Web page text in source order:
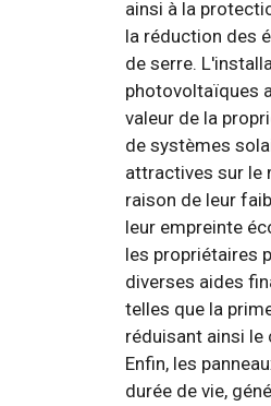
ainsi à la
la réduction des
de serre.
photovoltaïques
valeur de la
de systèmes
attractives sur le
raison de leur
leur empreinte
les propriétaires
diverses aides
telles que la
réduisant ainsi
Enfin, les
durée de vie,